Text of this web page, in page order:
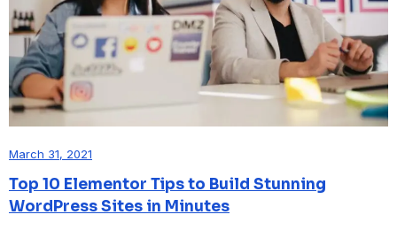
March 31, 2021
Top 10 Elementor Tips to Build Stunning
WordPress Sites in Minutes